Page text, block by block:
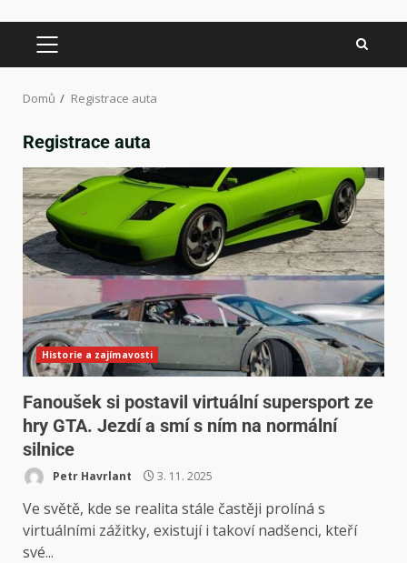
Domů Registrace auta
Registrace auta
Historie a zajímavosti
Fanoušek si postavil virtuální supersport ze
hry GTA. Jezdí a smí s ním na normální
silnice
Petr Havrlant 3. 11. 2025
Ve světě, kde se realita stále častěji prolíná s
virtuálními zážitky, existují i takoví nadšenci, kteří
své...